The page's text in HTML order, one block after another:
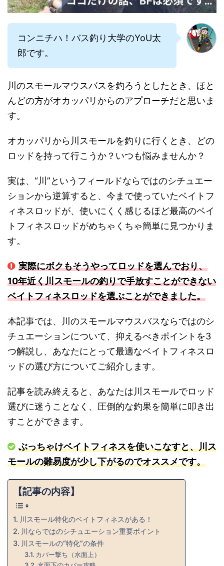
コンニチハ！バス釣り大学のYoU太
郎です。
川のスモールマウスバスを釣ろうとしたとき、ほと
んどの方がオカッパリからのアプローチだと思いま
す。
オカッパリから川スモールを釣りに行くとき、どの
ロッドを持って行こうか？いつも悩みませんか？
実は、“川”というフィールドならではのシチュエー
ションから逆算すると、今まで使っていたベイトフ
ィネスロッドが、使いにくく感じるほど最高のベイ
トフィネスロッドがめちゃくちゃ簡単に見つかりま
す。
実際にボクもそうやってロッドを選んでおり、
10年近く川スモールの釣りで手放すことができない
ベイトフィネスロッドを選ぶことができました。
本記事では、川のスモールマウスバスならではのシ
チュエーションについて、抑えるべきポイントを3
つ解説し、あなたにとって最適なベイトフィネスロ
ッドの選び方についてご紹介します。
記事を読み終えると、あなたは川スモールでロッド
選びに迷うことなく、圧倒的な釣果を簡単に叩き出
すことができます。
ぶっちゃけベイトフィネスを使いこなすと、川ス
モールの難易度が少し下がるのでオススメです。
【記事の内容】
川スモール特化のベイトフィネスがある！
川ならではのシチュエーション重要ポイント
川スモールの“特化”の条件
カバー撃ち（水面上）